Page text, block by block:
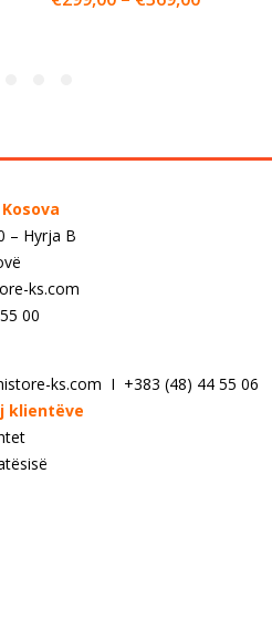
– Hyrja B
ks.com
00
ks.com I +383 (48) 44 55 06
klientëve